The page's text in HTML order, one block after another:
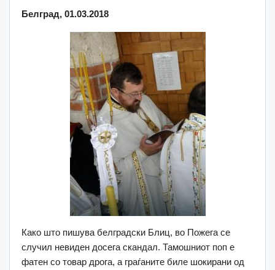
Белград, 01.03.2018
Како што пишува белградски Блиц, во Пожега се
случил невиден досега скандал. Тамошниот поп е
фатен со товар дрога, а граѓаните биле шокирани од